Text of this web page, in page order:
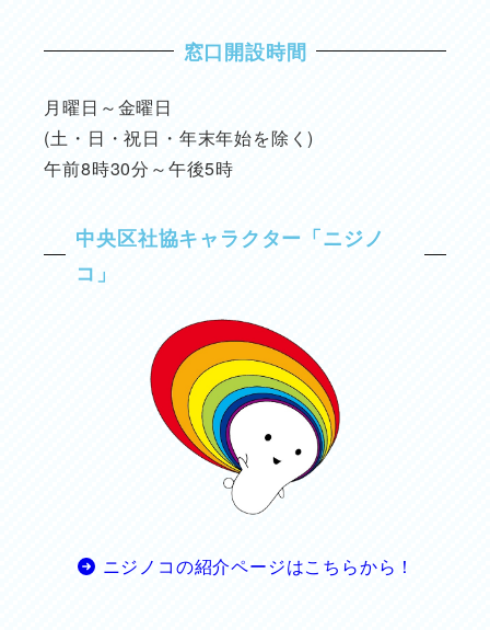
窓口開設時間
月曜日～金曜日
(土・日・祝日・年末年始を除く)
午前8時30分～午後5時
中央区社協キャラクター「ニジノ
コ」
ニジノコの紹介ページはこちらから！